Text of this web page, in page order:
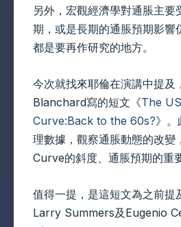
另外，宏觀經濟學對通脹主要
期，或是長期的通脹預期影響
都是要再作研究的地方。
今次就找來耶倫在演講中提及
Blanchard寫的短文《The
Curve:Back to the 60s?》。
理數據，觀察通脹動態的改變
Curve的斜度、通脹預期的重
值得一提，是這短文為之前提
Larry Summers及Eugenio